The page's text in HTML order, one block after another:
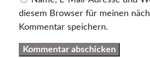
diesem Browser für meinen
Kommentar speichern.